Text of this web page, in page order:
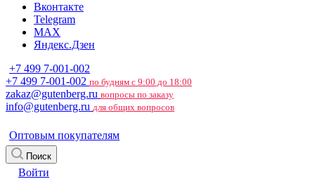
Вконтакте
Telegram
MAX
Яндекс.Дзен
+7 499 7-001-002
+7 499 7-001-002 по будням с 9:00 до 18:00
zakaz@gutenberg.ru вопросы по заказу
info@gutenberg.ru для общих вопросов
Оптовым покупателям
Поиск
Войти